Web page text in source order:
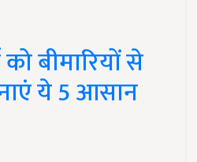
बीमारियों से
ये 5 आसान